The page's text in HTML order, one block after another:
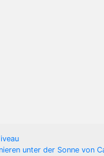
unter der Sonne von